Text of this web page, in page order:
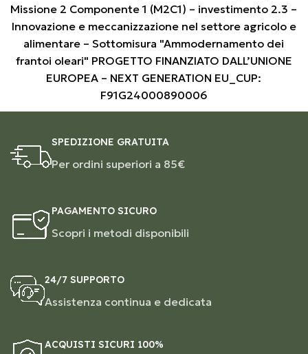
Missione 2 Componente 1 (M2C1) – investimento 2.3 –
Innovazione e meccanizzazione nel settore agricolo e
alimentare – Sottomisura "Ammodernamento dei
frantoi oleari" PROGETTO FINANZIATO DALL’UNIONE
EUROPEA – NEXT GENERATION EU_CUP:
F91G24000890006
SPEDIZIONE GRATUITA
Per ordini superiori a 85€
PAGAMENTO SICURO
Scopri i metodi disponibili
24/7 SUPPORTO
Assistenza continua e dedicata
ACQUISTI SICURI 100%